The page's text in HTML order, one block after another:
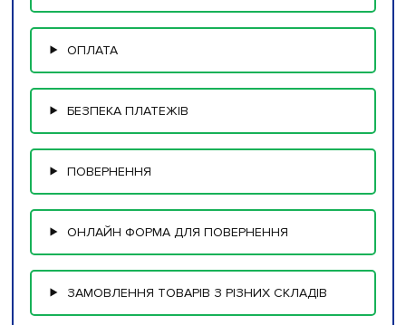
ОПЛАТА
БЕЗПЕКА ПЛАТЕЖІВ
ПОВЕРНЕННЯ
ОНЛАЙН ФОРМА ДЛЯ ПОВЕРНЕННЯ
ЗАМОВЛЕННЯ ТОВАРІВ З РІЗНИХ СКЛАДІВ